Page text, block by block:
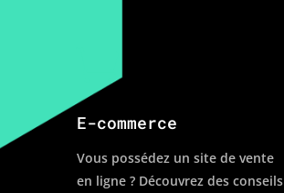
E-commerce
Vous possédez un site de vente
en ligne ? Découvrez des conseils